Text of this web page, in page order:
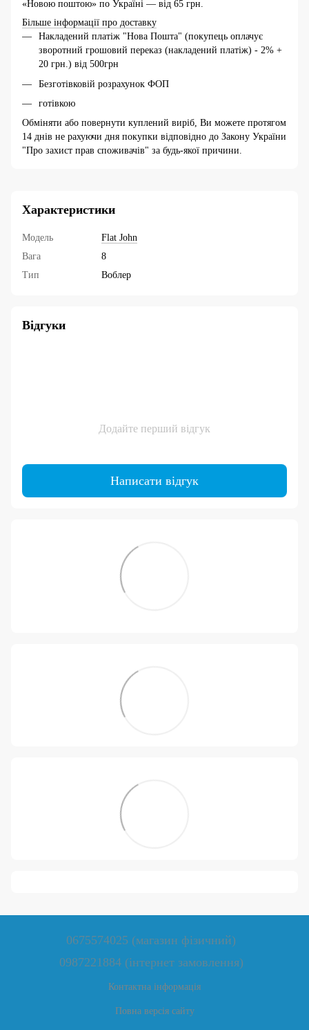
«Новою поштою» по Україні — від 65 грн.
Більше інформації про доставку
Накладений платіж "Нова Пошта" (покупець оплачує
зворотний грошовий переказ (накладений платіж) - 2% +
20 грн.) від 500грн
Безготівковій розрахунок ФОП
готівкою
Обміняти або повернути куплений виріб, Ви можете протягом
14 днів не рахуючи дня покупки відповідно до Закону України
"Про захист прав споживачів" за будь-якої причини.
Характеристики
Модель
Flat John
Вага
8
Тип
Воблер
Відгуки
Додайте перший відгук
Написати відгук
0675574025 (магазин фізичний)
0987221884 (інтернет замовлення)
Контактна інформація
Повна версія сайту